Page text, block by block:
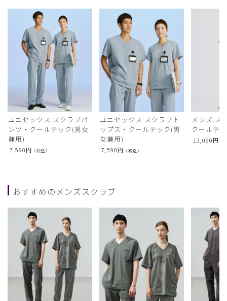
ユニセックス:スクラブパ
ンツ・クールテック(男女
兼用)
7,590円 （税込）
ユニセックス:スクラブト
ップス・クールテック(男
女兼用)
7,590円 （税込）
メンズ:ス
クールテ
13,090円
おすすめのメンズスクラブ